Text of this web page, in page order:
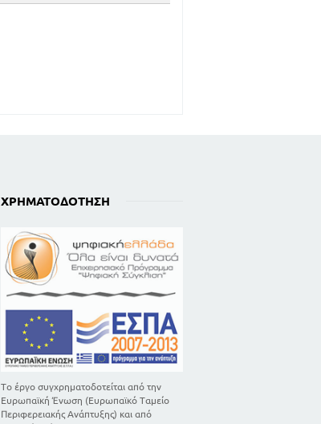
ΧΡΗΜΑΤΟΔΌΤΗΣΗ
Το έργο συγχρηματοδοτείται από την
Ευρωπαϊκή Ένωση (Ευρωπαϊκό Ταμείο
Περιφερειακής Ανάπτυξης) και από